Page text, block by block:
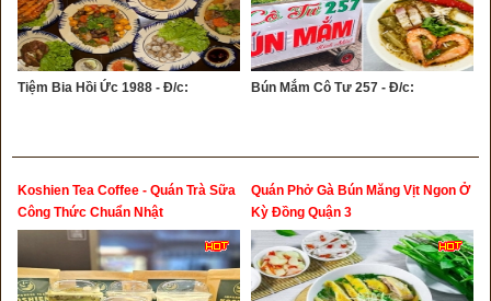
Tiệm Bia Hồi Ức 1988 - Đ/c: Bún Mắm Cô Tư 257 - Đ/c:
Koshien Tea Coffee - Quán Trà Sữa
Công Thức Chuẩn Nhật
Quán Phở Gà Bún Măng Vịt Ngon Ở
Kỳ Đồng Quận 3